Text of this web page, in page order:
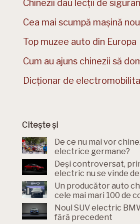
Chinezii dau lecții de
Cea mai scumpă mașină
Top muzee auto din Europa
Cum au ajuns chinezii să
Dicționar de
Citește și
De ce nu mai vor
electrice germane?
Deși controversat,
electric nu se vinde
Un producător auto
cele mai mari 100 de
Noul SUV electric
fără precedent